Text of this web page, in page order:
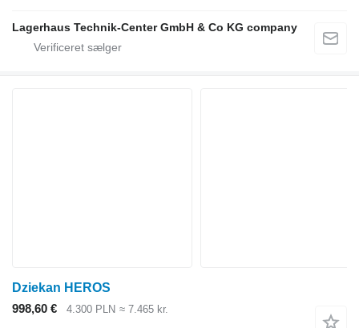
Lagerhaus Technik-Center GmbH & Co KG company
Dziekan HEROS
998,60 €
4.300 PLN ≈ 7.465 kr.